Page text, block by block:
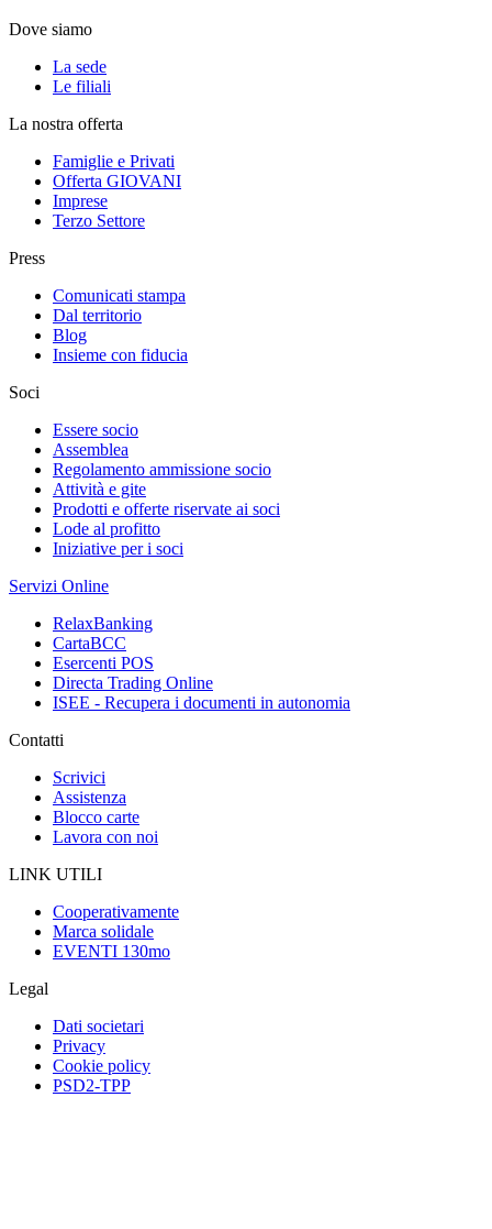
Dove siamo
La sede
Le filiali
La nostra offerta
Famiglie e Privati
Offerta GIOVANI
Imprese
Terzo Settore
Press
Comunicati stampa
Dal territorio
Blog
Insieme con fiducia
Soci
Essere socio
Assemblea
Regolamento ammissione socio
Attività e gite
Prodotti e offerte riservate ai soci
Lode al profitto
Iniziative per i soci
Servizi Online
RelaxBanking
CartaBCC
Esercenti POS
Directa Trading Online
ISEE - Recupera i documenti in autonomia
Contatti
Scrivici
Assistenza
Blocco carte
Lavora con noi
LINK UTILI
Cooperativamente
Marca solidale
EVENTI 130mo
Legal
Dati societari
Privacy
Cookie policy
PSD2-TPP